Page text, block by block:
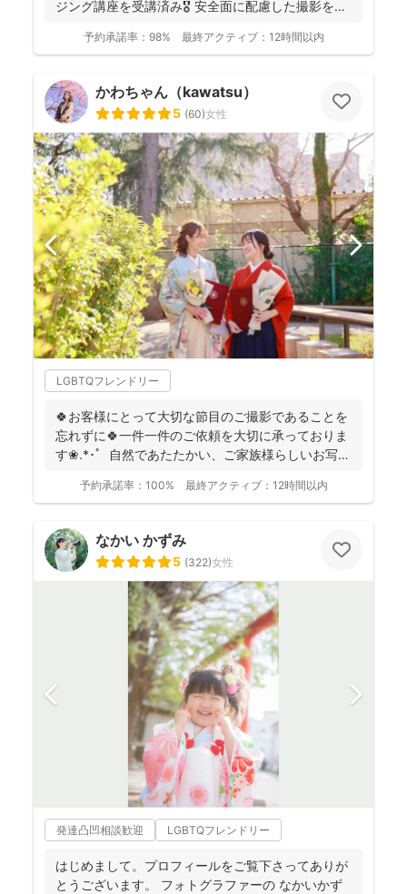
ジング講座を受講済み🎖️ 安全面に配慮した撮影を行
予約承諾率： 98% 最終アクティブ： 12時間以内
かわちゃん（kawatsu）
5 (60)女性
LGBTQフレンドリー
🍀お客様にとって大切な節目のご撮影であることを
忘れずに🍀一件一件のご依頼を大切に承っておりま
す❀.*･ﾟ 自然であたたかい、ご家族様らしいお写真
予約承諾率： 100% 最終アクティブ： 12時間以内
なかい かずみ
5 (322)女性
発達凸凹相談歓迎 LGBTQフレンドリー
はじめまして。プロフィールをご覧下さってありが
とうございます。 フォトグラファーの なかいかず